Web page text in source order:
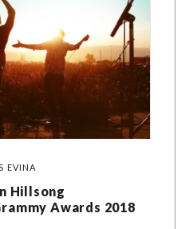
EVINA
Hillsong
Awards 2018